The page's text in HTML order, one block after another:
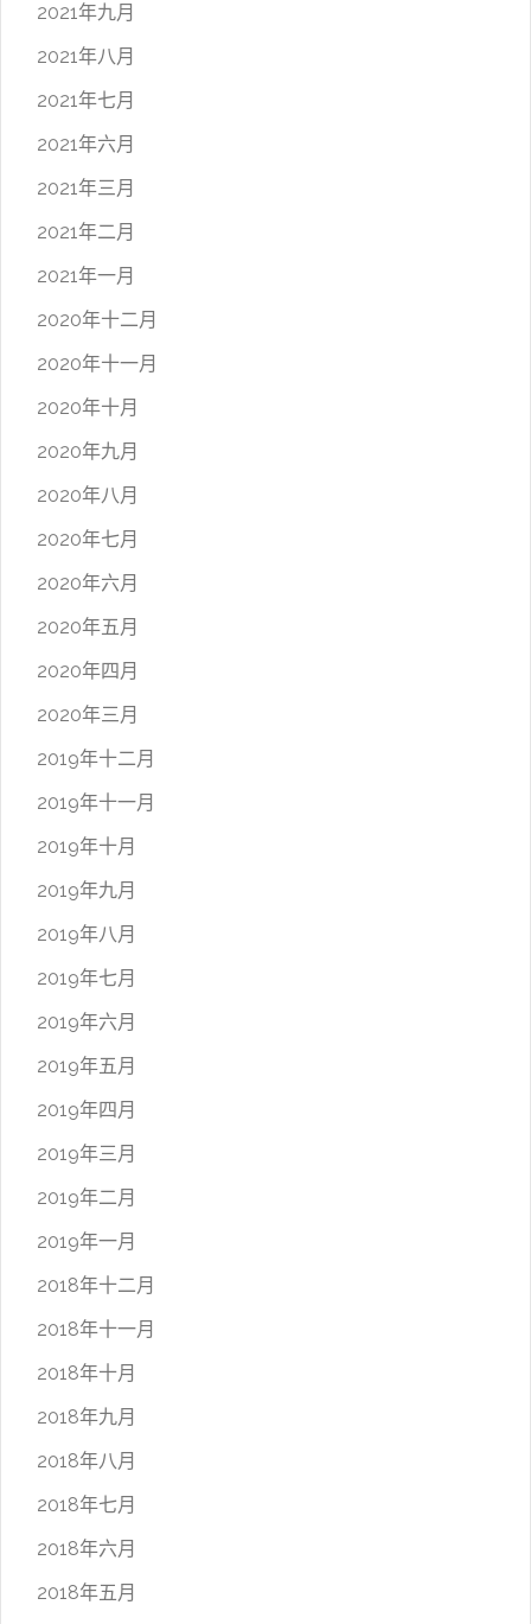
2021年九月
2021年八月
2021年七月
2021年六月
2021年三月
2021年二月
2021年一月
2020年十二月
2020年十一月
2020年十月
2020年九月
2020年八月
2020年七月
2020年六月
2020年五月
2020年四月
2020年三月
2019年十二月
2019年十一月
2019年十月
2019年九月
2019年八月
2019年七月
2019年六月
2019年五月
2019年四月
2019年三月
2019年二月
2019年一月
2018年十二月
2018年十一月
2018年十月
2018年九月
2018年八月
2018年七月
2018年六月
2018年五月